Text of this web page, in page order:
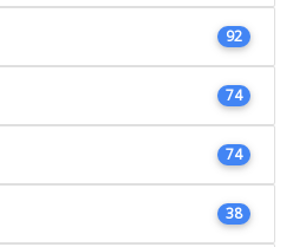
92
74
74
38